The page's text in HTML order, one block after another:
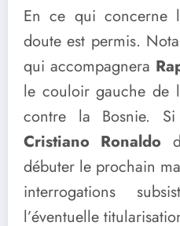
En ce qui concerne
doute est permis.
qui accompagnera
le couloir gauche de
contre la Bosnie. Si
Cristiano Ronaldo
débuter le prochain
interrogations
l’éventuelle